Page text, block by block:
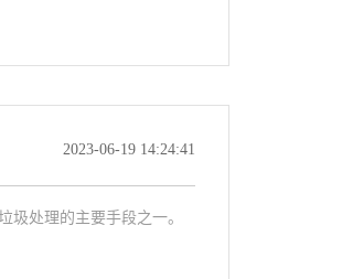
2023-06-19 14:24:41
处理的主要手段之一。